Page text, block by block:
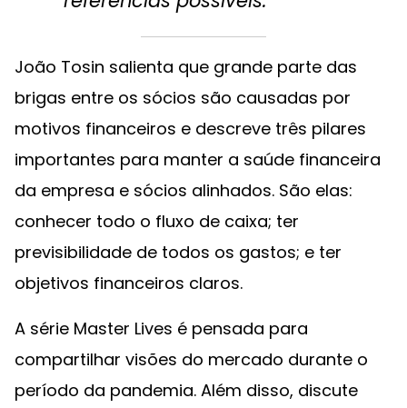
João Tosin salienta que grande parte das
brigas entre os sócios são causadas por
motivos financeiros e descreve três pilares
importantes para manter a saúde financeira
da empresa e sócios alinhados. São elas:
conhecer todo o fluxo de caixa; ter
previsibilidade de todos os gastos; e ter
objetivos financeiros claros.
A série Master Lives é pensada para
compartilhar visões do mercado durante o
período da pandemia. Além disso, discute